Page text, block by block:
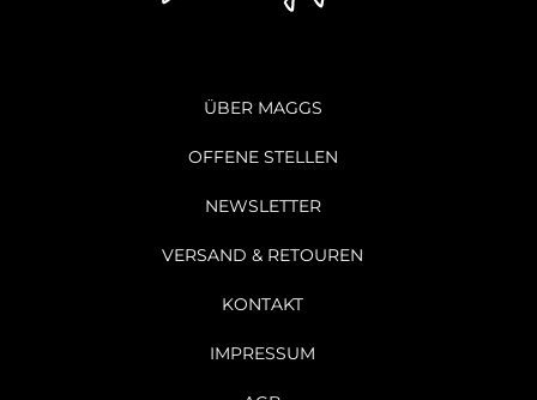
ÜBER MAGGS
OFFENE STELLEN
NEWSLETTER
VERSAND & RETOUREN
KONTAKT
IMPRESSUM